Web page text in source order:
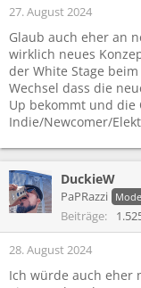
n
e
n
:
27. August 2024
Glaub auch eher an
wirklich neues
der White Stage
Wechsel dass die
Up bekommt und die
Indie/Newcomer/
DuckieW
PaPRazzi
Beiträge
28. August 2024
Ich würde auch eher